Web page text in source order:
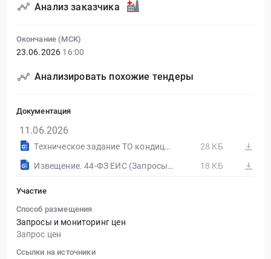
Анализ заказчика
Окончание (МСК)
23.06.2026 16:00
Анализировать похожие тендеры
Документация
11.06.2026
Техническое задание ТО кондиционеров.docx
28 КБ
Извещение. 44-ФЗ ЕИС (Запросы цен товаров, работ, услуг)
18 КБ
Участие
Способ размещения
Запросы и мониторинг цен
Запрос цен
Ссылки на источники